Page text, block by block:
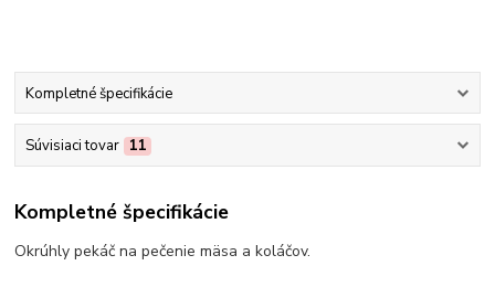
Kompletné špecifikácie
Súvisiaci tovar 11
Kompletné špecifikácie
Okrúhly pekáč na pečenie mäsa a koláčov.